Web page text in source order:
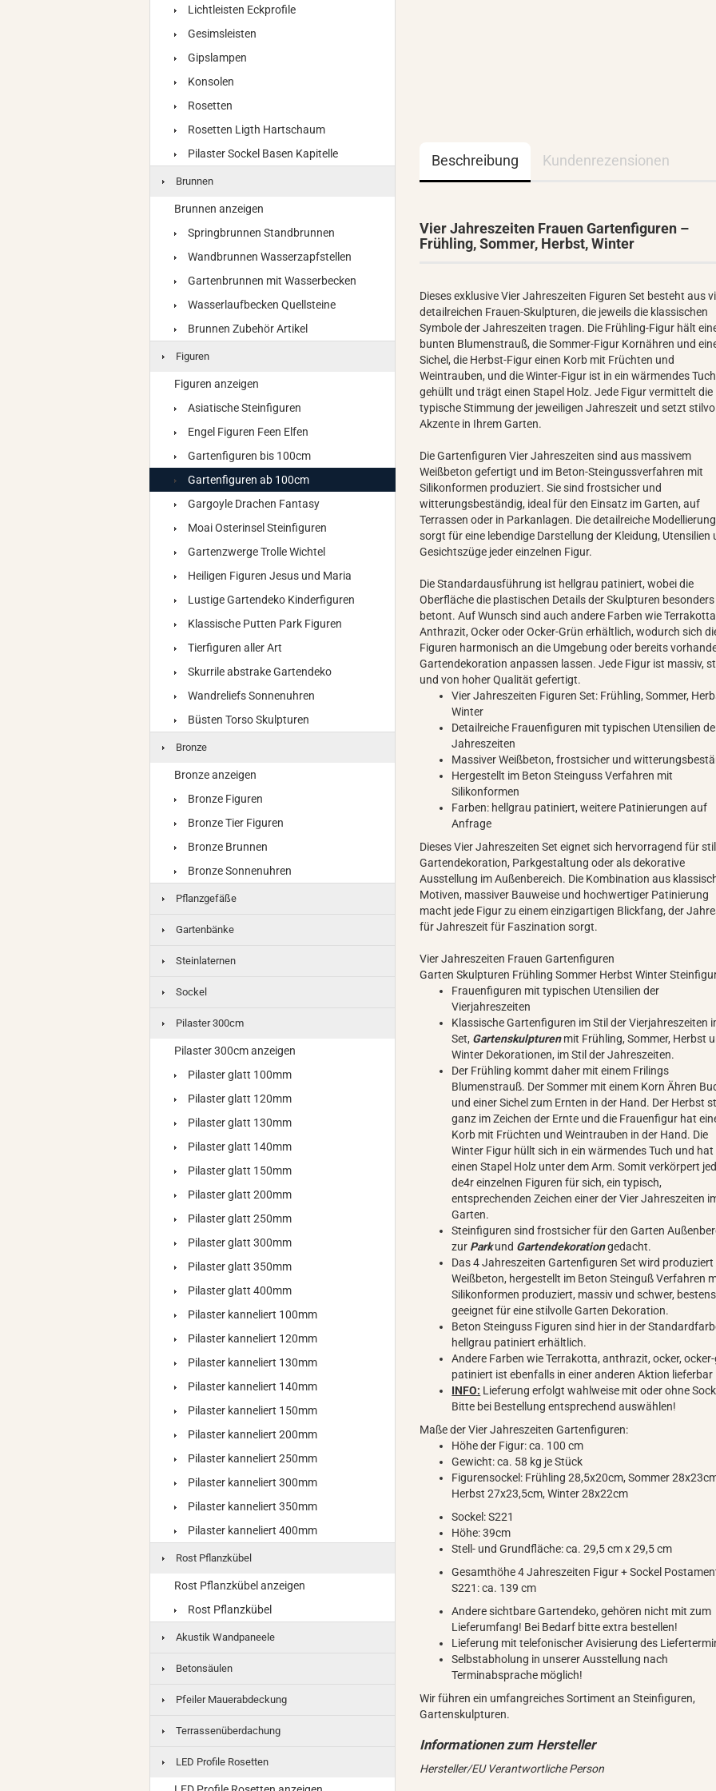
Beschreibung Kundenrezensionen
Vier Jahreszeiten Frauen Gartenfiguren –
Frühling, Sommer, Herbst, Winter
Dieses exklusive Vier Jahreszeiten Figuren Set besteht aus
detailreichen Frauen-Skulpturen, die jeweils die klassischen
Symbole der Jahreszeiten tragen. Die Frühling-Figur hält
bunten Blumenstrauß, die Sommer-Figur Kornähren und
Sichel, die Herbst-Figur einen Korb mit Früchten und
Weintrauben, und die Winter-Figur ist in ein wärmendes Tuch
gehüllt und trägt einen Stapel Holz. Jede Figur vermittelt die
typische Stimmung der jeweiligen Jahreszeit und setzt
Akzente in Ihrem Garten.
Die Gartenfiguren Vier Jahreszeiten sind aus massivem
Weißbeton gefertigt und im Beton-Steingussverfahren mit
Silikonformen produziert. Sie sind frostsicher und
witterungsbeständig, ideal für den Einsatz im Garten, auf
Terrassen oder in Parkanlagen. Die detailreiche Modellierung
sorgt für eine lebendige Darstellung der Kleidung, Utensilien
Gesichtszüge jeder einzelnen Figur.
Die Standardausführung ist hellgrau patiniert, wobei die
Oberfläche die plastischen Details der Skulpturen besonders
betont. Auf Wunsch sind auch andere Farben wie
Anthrazit, Ocker oder Ocker-Grün erhältlich, wodurch sich
Figuren harmonisch an die Umgebung oder bereits
Gartendekoration anpassen lassen. Jede Figur ist massiv,
und von hoher Qualität gefertigt.
Vier Jahreszeiten Figuren Set: Frühling, Sommer,
Winter
Detailreiche Frauenfiguren mit typischen Utensilien
Jahreszeiten
Massiver Weißbeton, frostsicher und
Hergestellt im Beton Steinguss Verfahren mit
Silikonformen
Farben: hellgrau patiniert, weitere Patinierungen auf
Anfrage
Dieses Vier Jahreszeiten Set eignet sich hervorragend für
Gartendekoration, Parkgestaltung oder als dekorative
Ausstellung im Außenbereich. Die Kombination aus
Motiven, massiver Bauweise und hochwertiger Patinierung
macht jede Figur zu einem einzigartigen Blickfang, der
für Jahreszeit für Faszination sorgt.
Vier Jahreszeiten Frauen Gartenfiguren
Garten Skulpturen Frühling Sommer Herbst Winter
Frauenfiguren mit typischen Utensilien der
Vierjahreszeiten
Klassische Gartenfiguren im Stil der Vierjahreszeiten
Set, Gartenskulpturenmit Frühling, Sommer, Herbst
Winter Dekorationen, im Stil der Jahreszeiten.
Der Frühling kommt daher mit einem Frilings
Blumenstrauß. Der Sommer mit einem Korn Ähren
und einer Sichel zum Ernten in der Hand. Der Herbst
ganz im Zeichen der Ernte und die Frauenfigur hat
Korb mit Früchten und Weintrauben in der Hand. Die
Winter Figur hüllt sich in ein wärmendes Tuch und hat
einen Stapel Holz unter dem Arm. Somit verkörpert
de4r einzelnen Figuren für sich, ein typisch,
entsprechenden Zeichen einer der Vier Jahreszeiten
Garten.
Steinfiguren sind frostsicher für den Garten
zur Parkund Gartendekorationgedacht.
Das 4 Jahreszeiten Gartenfiguren Set wird produziert
Weißbeton, hergestellt im Beton Steinguß Verfahren
Silikonformen produziert, massiv und schwer, bestens
geeignet für eine stilvolle Garten Dekoration.
Beton Steinguss Figuren sind hier in der
hellgrau patiniert erhältlich.
Andere Farben wie Terrakotta, anthrazit, ocker,
patiniert ist ebenfalls in einer anderen Aktion lieferbar
INFO: Lieferung erfolgt wahlweise mit oder ohne
Bitte bei Bestellung entsprechend auswählen!
Maße der Vier Jahreszeiten Gartenfiguren:
Höhe der Figur: ca. 100 cm
Gewicht: ca. 58 kg je Stück
Figurensockel: Frühling 28,5x20cm, Sommer
Herbst 27x23,5cm, Winter 28x22cm
Sockel: S221
Höhe: 39cm
Stell- und Grundfläche: ca. 29,5 cm x 29,5 cm
Gesamthöhe 4 Jahreszeiten Figur + Sockel
S221: ca. 139 cm
Andere sichtbare Gartendeko, gehören nicht mit zum
Lieferumfang! Bei Bedarf bitte extra bestellen!
Lieferung mit telefonischer Avisierung des
Selbstabholung in unserer Ausstellung nach
Terminabsprache möglich!
Wir führen ein umfangreiches Sortiment an Steinfiguren,
Gartenskulpturen.
Hersteller/EU Verantwortliche Person
Lichtleisten Eckprofile
Gesimsleisten
Gipslampen
Konsolen
Rosetten
Rosetten Ligth Hartschaum
Pilaster Sockel Basen Kapitelle
Brunnen
Brunnen anzeigen
Springbrunnen Standbrunnen
Wandbrunnen Wasserzapfstellen
Gartenbrunnen mit Wasserbecken
Wasserlaufbecken Quellsteine
Brunnen Zubehör Artikel
Figuren
Figuren anzeigen
Asiatische Steinfiguren
Engel Figuren Feen Elfen
Gartenfiguren bis 100cm
Gartenfiguren ab 100cm
Gargoyle Drachen Fantasy
Moai Osterinsel Steinfiguren
Gartenzwerge Trolle Wichtel
Heiligen Figuren Jesus und Maria
Lustige Gartendeko Kinderfiguren
Klassische Putten Park Figuren
Tierfiguren aller Art
Skurrile abstrake Gartendeko
Wandreliefs Sonnenuhren
Büsten Torso Skulpturen
Bronze
Bronze anzeigen
Bronze Figuren
Bronze Tier Figuren
Bronze Brunnen
Bronze Sonnenuhren
Pflanzgefäße
Gartenbänke
Steinlaternen
Sockel
Pilaster 300cm
Pilaster 300cm anzeigen
Pilaster glatt 100mm
Pilaster glatt 120mm
Pilaster glatt 130mm
Pilaster glatt 140mm
Pilaster glatt 150mm
Pilaster glatt 200mm
Pilaster glatt 250mm
Pilaster glatt 300mm
Pilaster glatt 350mm
Pilaster glatt 400mm
Pilaster kanneliert 100mm
Pilaster kanneliert 120mm
Pilaster kanneliert 130mm
Pilaster kanneliert 140mm
Pilaster kanneliert 150mm
Pilaster kanneliert 200mm
Pilaster kanneliert 250mm
Pilaster kanneliert 300mm
Pilaster kanneliert 350mm
Pilaster kanneliert 400mm
Rost Pflanzkübel
Rost Pflanzkübel anzeigen
Rost Pflanzkübel
Akustik Wandpaneele
Betonsäulen
Pfeiler Mauerabdeckung
Terrassenüberdachung
LED Profile Rosetten